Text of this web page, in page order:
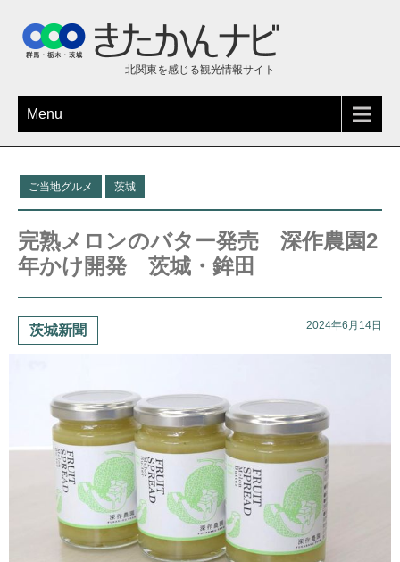
北関東を感じる観光情報サイト
Menu
ご当地グルメ 茨城
完熟メロンのバター発売 深作農園2
年かけ開発 茨城・鉾田
茨城新聞 2024年6月14日